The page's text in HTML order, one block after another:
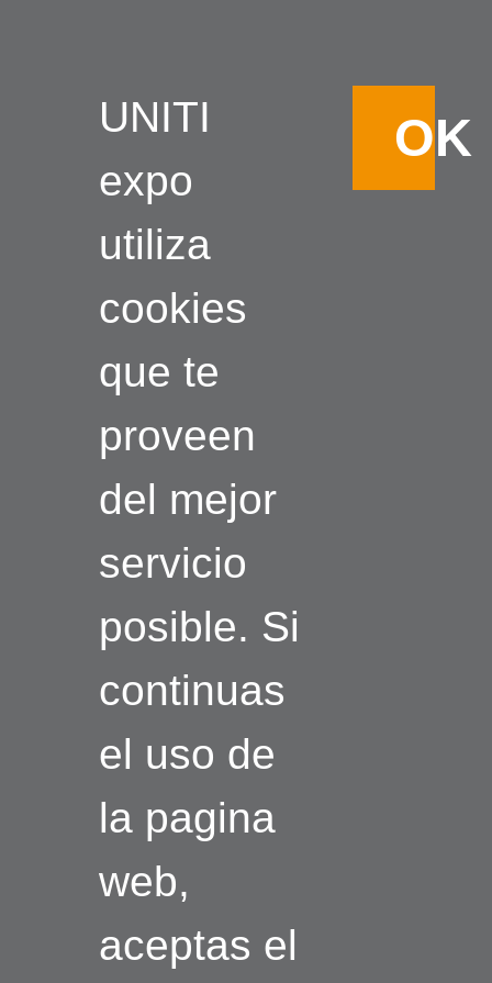
UNITI
expo
utiliza
cookies
que te
proveen
del mejor
servicio
posible. Si
continuas
el uso de
la pagina
web,
aceptas el
OK